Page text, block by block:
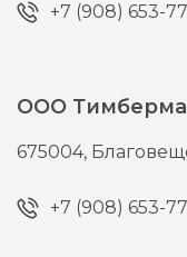
+7 (908) 653-
ООО
675004,
+7 (908) 653-